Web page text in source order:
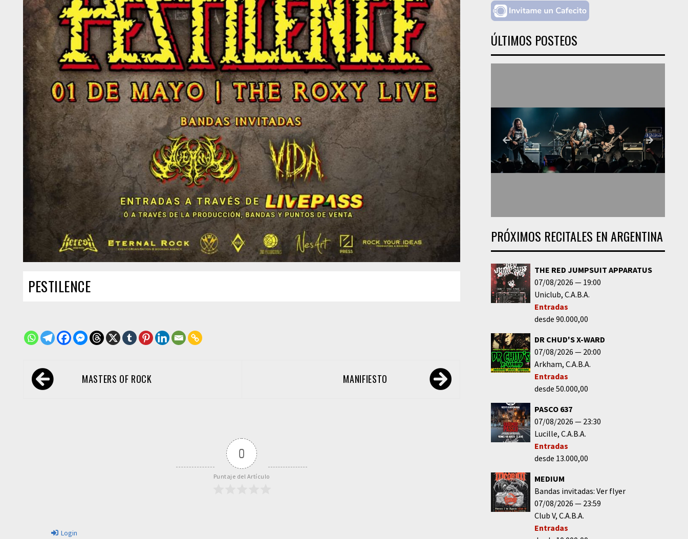
PESTILENCE
Navegación
de MASTERS OF ROCK MANIFIESTO
0
Puntaje del Artículo
Login
ÚLTIMOS POSTEOS
PRÓXIMOS RECITALES EN ARGENTINA
THE RED JUMPSUIT APPARATUS
07/08/2026
19:00
Uniclub C.A.B.A.
Entradas
desde 90.000,00
DR CHUD'S X-WARD
07/08/2026
20:00
Arkham C.A.B.A.
Entradas
desde 50.000,00
PASCO 637
07/08/2026
23:30
Lucille C.A.B.A.
Entradas
desde 13.000,00
MEDIUM
Bandas invitadas: Ver flyer
07/08/2026
23:59
Club V C.A.B.A.
Entradas